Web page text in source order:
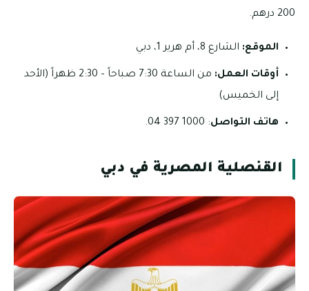
200 درهم.
الموقع: الشارع 8، أم هرير 1، دبي
أوقات العمل:
من الساعة 7:30 صباحاً – 2:30 ظهراً (الأحد
إلى الخميس)
هاتف التواصل: 1000 397 04.
القنصلية المصرية في دبي